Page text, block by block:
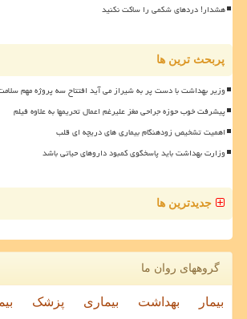
هشدار! دردهای شکمی را ساکت نکنید
پربحث ترین ها
وزیر بهداشت با دست پر به شیراز می آید افتتاح سه پروژه مهم
پیشرفت خوب حوزه جراحی مغز علیرغم اعمال تحریمها به علاوه فیلم
اهمیت تشخیص زودهنگام بیماری های دریچه ای قلب
وزارت بهداشت باید پاسخگوی کمبود داروهای حیاتی باشد
جدیدترین ها
گروههای روان ما
بیمار بهداشت بیماری پزشک